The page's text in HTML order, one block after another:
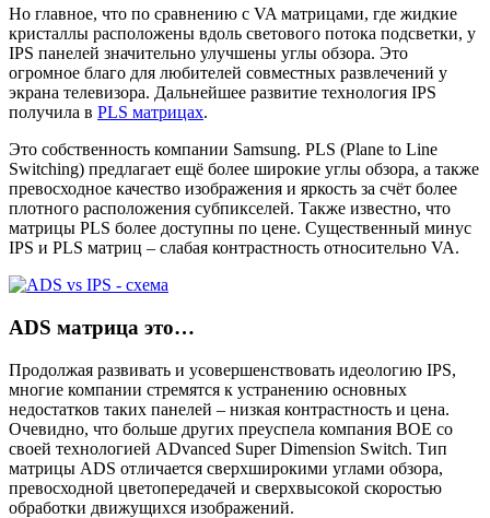
Но главное, что по сравнению с VA матрицами, где жидкие
кристаллы расположены вдоль светового потока подсветки, у
IPS панелей значительно улучшены углы обзора. Это
огромное благо для любителей совместных развлечений у
экрана телевизора. Дальнейшее развитие технология IPS
получила в PLS матрицах.
Это собственность компании Samsung. PLS (Plane to Line
Switching) предлагает ещё более широкие углы обзора, а также
превосходное качество изображения и яркость за счёт более
плотного расположения субпикселей. Также известно, что
матрицы PLS более доступны по цене. Существенный минус
IPS и PLS матриц – слабая контрастность относительно VA.
ADS матрица это…
Продолжая развивать и усовершенствовать идеологию IPS,
многие компании стремятся к устранению основных
недостатков таких панелей – низкая контрастность и цена.
Очевидно, что больше других преуспела компания BOE со
своей технологией ADvanced Super Dimension Switch. Тип
матрицы ADS отличается сверхширокими углами обзора,
превосходной цветопередачей и сверхвысокой скоростью
обработки движущихся изображений.